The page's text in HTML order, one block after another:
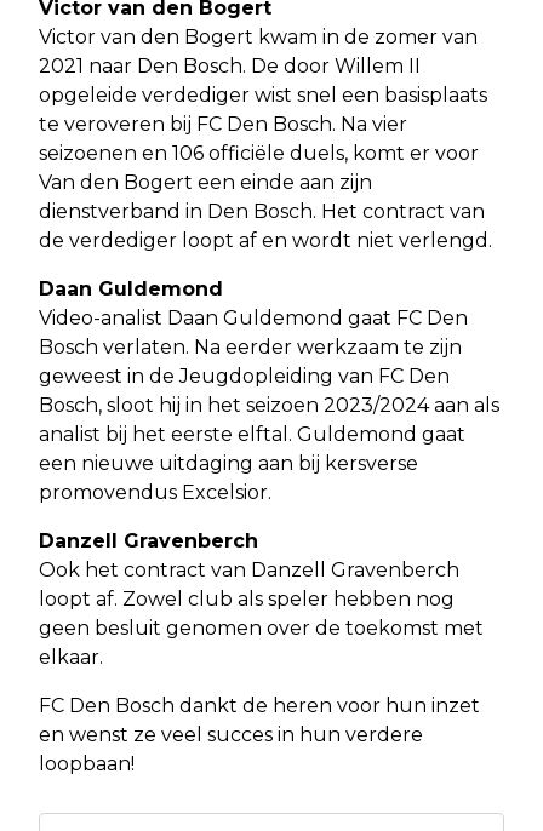
Victor van den Bogert
Victor van den Bogert kwam in de zomer van
2021 naar Den Bosch. De door Willem II
opgeleide verdediger wist snel een basisplaats
te veroveren bij FC Den Bosch. Na vier
seizoenen en 106 officiële duels, komt er voor
Van den Bogert een einde aan zijn
dienstverband in Den Bosch. Het contract van
de verdediger loopt af en wordt niet verlengd.
Daan Guldemond
Video-analist Daan Guldemond gaat FC Den
Bosch verlaten. Na eerder werkzaam te zijn
geweest in de Jeugdopleiding van FC Den
Bosch, sloot hij in het seizoen 2023/2024 aan als
analist bij het eerste elftal. Guldemond gaat
een nieuwe uitdaging aan bij kersverse
promovendus Excelsior.
Danzell Gravenberch
Ook het contract van Danzell Gravenberch
loopt af. Zowel club als speler hebben nog
geen besluit genomen over de toekomst met
elkaar.
FC Den Bosch dankt de heren voor hun inzet
en wenst ze veel succes in hun verdere
loopbaan!